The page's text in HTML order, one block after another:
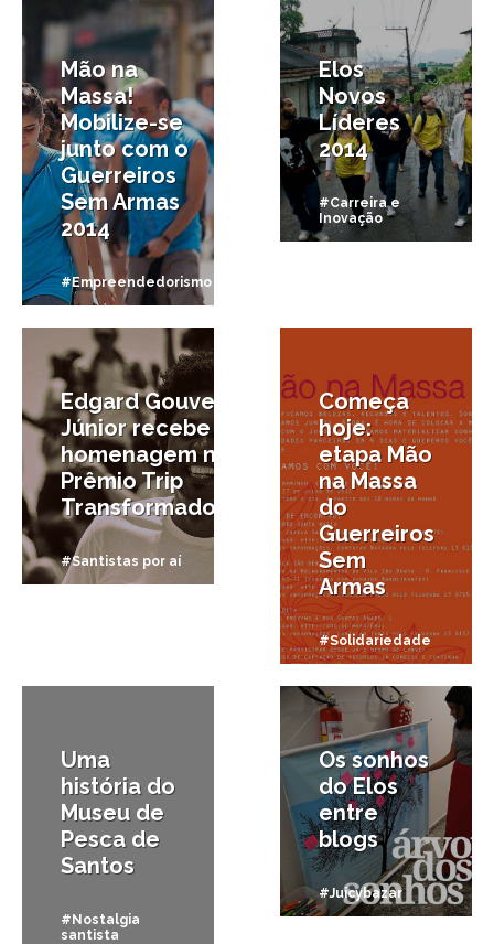
Mão na
Massa!
Mobilize-se
junto com o
Guerreiros
Sem Armas
2014
#Empreendedorismo
Elos
Novos
Líderes
2014
#Carreira e
Inovação
1/07/2013
Edgard Gouveia
Júnior recebe
homenagem no
Prêmio Trip
Transformadores
#Santistas por aí
Começa
hoje:
etapa Mão
na Massa
do
Guerreiros
Sem
Armas
#Solidariedade
Uma
história do
Museu de
Pesca de
Santos
#Nostalgia
santista
29/11/2011
Os sonhos
do Elos
entre
blogs
#Juicybazar